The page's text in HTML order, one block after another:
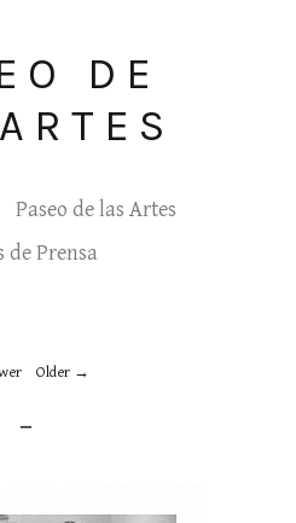
DE
Paseo de las Artes
de Prensa
Older
_